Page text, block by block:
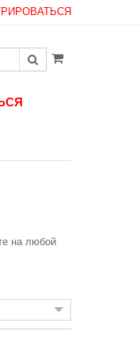
на любой